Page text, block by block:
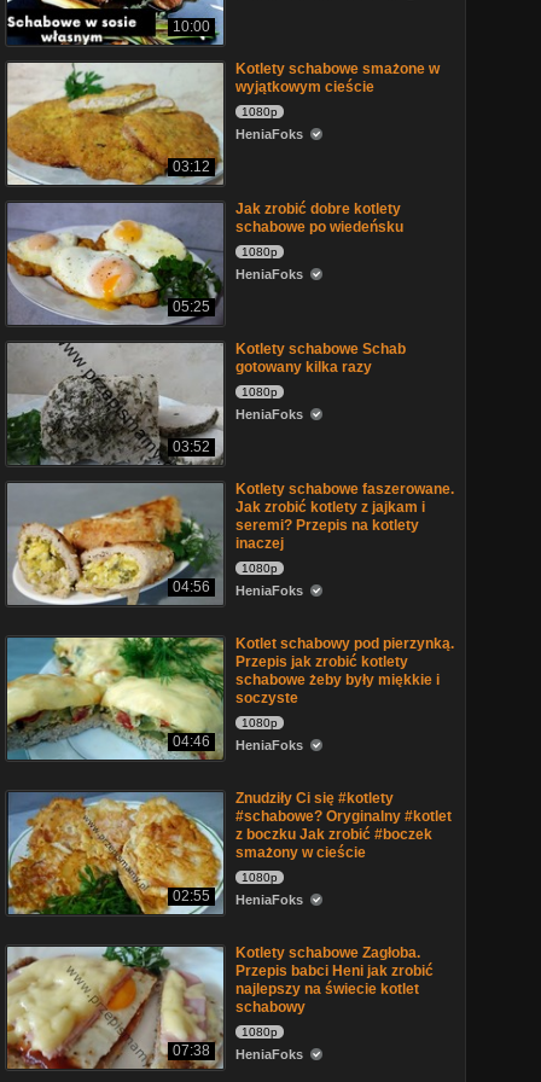
10:00
03:12
Kotlety schabowe smażone w
wyjątkowym cieście
1080p
HeniaFoks
05:25
Jak zrobić dobre kotlety
schabowe po wiedeńsku
1080p
HeniaFoks
03:52
Kotlety schabowe Schab
gotowany kilka razy
1080p
HeniaFoks
04:56
Kotlety schabowe faszerowane.
Jak zrobić kotlety z jajkam i
seremi? Przepis na kotlety
inaczej
1080p
HeniaFoks
04:46
Kotlet schabowy pod pierzynką.
Przepis jak zrobić kotlety
schabowe żeby były miękkie i
soczyste
1080p
HeniaFoks
02:55
Znudziły Ci się #kotlety
#schabowe? Oryginalny #kotlet
z boczku Jak zrobić #boczek
smażony w cieście
1080p
HeniaFoks
07:38
Kotlety schabowe Zagłoba.
Przepis babci Heni jak zrobić
najlepszy na świecie kotlet
schabowy
1080p
HeniaFoks